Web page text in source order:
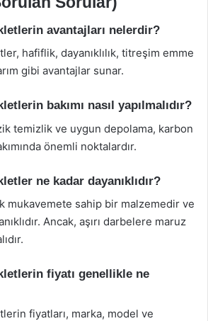
avantajları nelerdir?
hafiflik, dayanıklılık, titreşim emme
gibi avantajlar sunar.
bakımı nasıl yapılmalıdır?
temizlik ve uygun depolama, karbon
önemli noktalardır.
ne kadar dayanıklıdır?
mukavemete sahip bir malzemedir ve
Ancak, aşırı darbelere maruz
fiyatı genellikle ne
fiyatları, marka, model ve